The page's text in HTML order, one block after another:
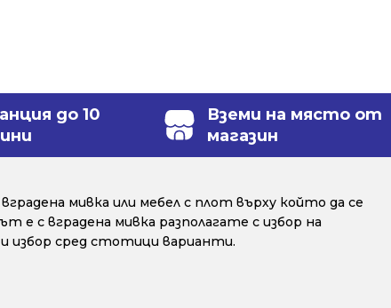
до 10
Вземи на място от
магазин
мивка или мебел с плот върху който да се
е с вградена мивка разполагате с избор на
избор сред стотици варианти.